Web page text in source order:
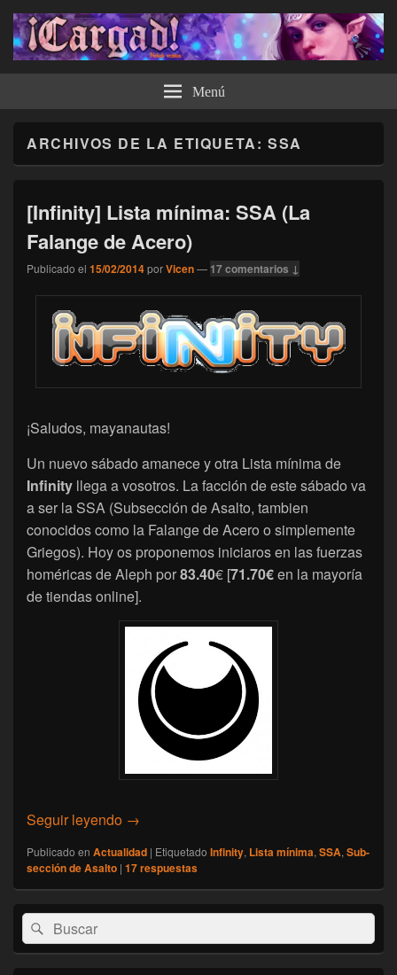
¡Cargad! Menú
ARCHIVOS DE LA ETIQUETA:SSA
[Infinity] Lista mínima: SSA (La
Falange de Acero)
Publicado el 15/02/2014porVicen— 17 comentarios ↓
¡Saludos, mayanautas!
Un nuevo sábado amanece y otra Lista mínima de
Infinity llega a vosotros. La facción de este sábado va
a ser la SSA (Subsección de Asalto, tambien
conocidos como la Falange de Acero o simplemente
Griegos). Hoy os proponemos iniciaros en las fuerzas
homéricas de Aleph por83.40€ [71.70€en la mayoría
de tiendas online].
Seguir leyendo [Infinity] Lista mínima: SSA (La Falange de
→
Publicado en Actualidad | Etiquetado Infinity, Lista mínima, SSA, Sub-
sección de Asalto | 17respuestas
El
área
de
widget
Buscar
por:
Buscar